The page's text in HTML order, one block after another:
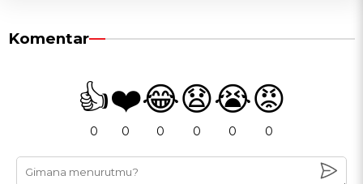
Komentar
👍
0
❤️
0
😂
0
😧
0
😭
0
😡
0